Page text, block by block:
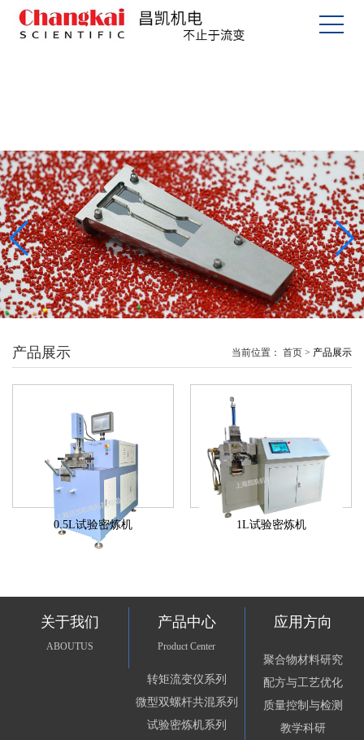
产品展示 当前位置： 首页 > 产品展示
0.5L试验密炼机 1L试验密炼机
关于我们
ABOUTUS
产品中心
Product Center
转矩流变仪系列
微型双螺杆共混系列
试验密炼机系列
应用方向
聚合物材料研究
配方与工艺优化
质量控制与检测
教学科研